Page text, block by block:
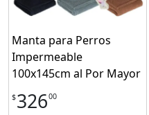
Manta para Perros
Impermeable
100x145cm al Por Mayor
$32600